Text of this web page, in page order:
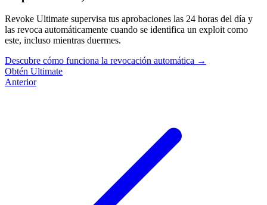
Revoke Ultimate supervisa tus aprobaciones las 24 horas del día y
las revoca automáticamente cuando se identifica un exploit como
este, incluso mientras duermes.
Descubre cómo funciona la revocación automática →
Obtén Ultimate
Anterior